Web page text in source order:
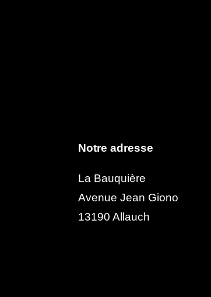
Notre adresse
La Bauquière
Avenue Jean Giono
13190 Allauch